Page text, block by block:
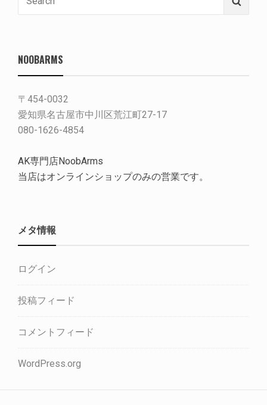
NOOBARMS
〒454-0032
愛知県名古屋市中川区荒江町27-17
080-1626-4854
AK専門店NoobArms
当店はオンラインショップのみの営業です。
メタ情報
ログイン
投稿フィード
コメントフィード
WordPress.org